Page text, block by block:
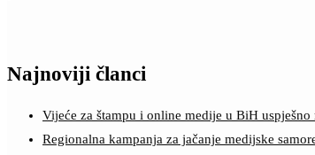
Najnoviji članci
Vijeće za štampu i online medije u BiH
Regionalna kampanja za jačanje medijske